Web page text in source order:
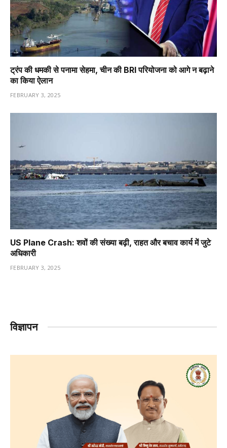
ट्रंप की धमकी से पनामा सेहमा, चीन की BRI परियोजना को आगे न बढ़ाने
का किया ऐलान
FEBRUARY 3, 2025
US Plane Crash: शवों की संख्या बढ़ी, राहत और बचाव कार्य में जुटे
अधिकारी
FEBRUARY 3, 2025
विज्ञापन